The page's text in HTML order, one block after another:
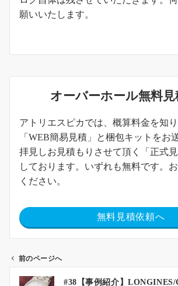
願いいたします。
オーバーホール無料見
アトリエスピカでは、概算料金を知
「WEB簡易見積」と梱包キットをお
拝見しお見積もりさせて頂く「正式
しております。いずれも無料です。
ください。
無料見積依頼へ
前のページへ
#38【事例紹介】LONGINES/